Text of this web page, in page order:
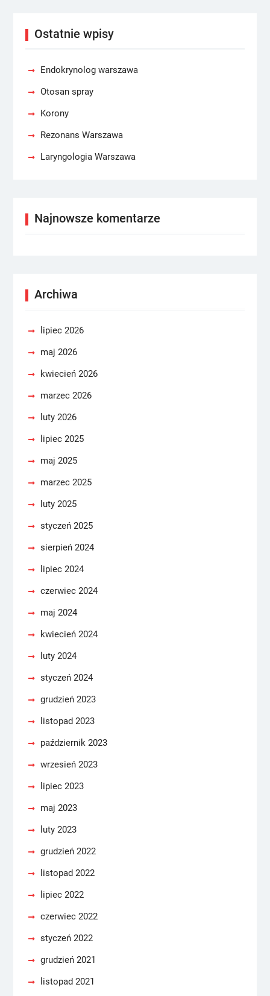
Ostatnie wpisy
Endokrynolog warszawa
Otosan spray
Korony
Rezonans Warszawa
Laryngologia Warszawa
Najnowsze komentarze
Archiwa
lipiec 2026
maj 2026
kwiecień 2026
marzec 2026
luty 2026
lipiec 2025
maj 2025
marzec 2025
luty 2025
styczeń 2025
sierpień 2024
lipiec 2024
czerwiec 2024
maj 2024
kwiecień 2024
luty 2024
styczeń 2024
grudzień 2023
listopad 2023
październik 2023
wrzesień 2023
lipiec 2023
maj 2023
luty 2023
grudzień 2022
listopad 2022
lipiec 2022
czerwiec 2022
styczeń 2022
grudzień 2021
listopad 2021